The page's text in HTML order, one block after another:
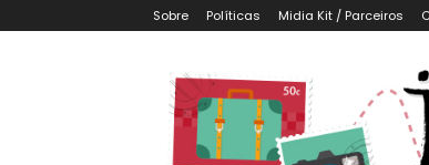
Sobre Políticas Midia Kit / Parceiros